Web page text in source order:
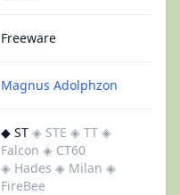
Freeware
Magnus Adolphzon
◆ ST ◈ STE ◈ TT ◈
Falcon ◈ CT60
◈ Hades ◈ Milan ◈
FireBee